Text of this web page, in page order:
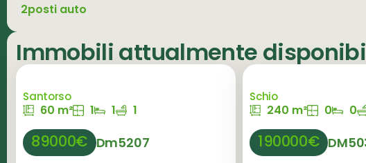
2posti auto
Immobili attualmente
Santorso
60 m² 1 1 1
89000€ Dm5207
Schio
240 m² 0 0
190000€